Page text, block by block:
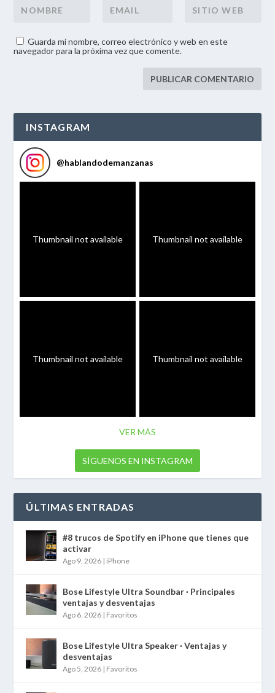
Guarda mi nombre, correo electrónico y web en este
navegador para la próxima vez que comente.
INSTAGRAM
@hablandodemanzanas
Thumbnail not available Thumbnail not available
Thumbnail not available Thumbnail not available
VER MÁS
SÍGUENOS EN INSTAGRAM
ÚLTIMAS ENTRADAS
#8 trucos de Spotify en iPhone que tienes que
activar
Ago 9, 2026 | iPhone
Bose Lifestyle Ultra Soundbar · Principales
ventajas y desventajas
Ago 6, 2026 | Favoritos
Bose Lifestyle Ultra Speaker · Ventajas y
desventajas
Ago 5, 2026 | Favoritos